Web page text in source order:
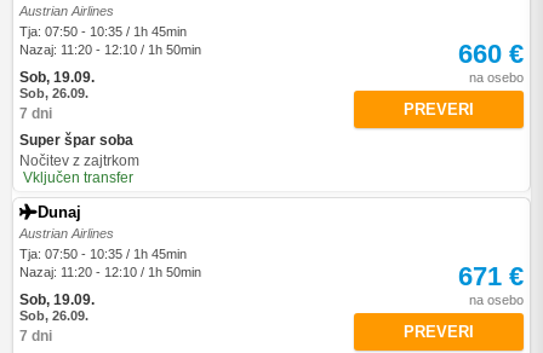
Austrian Airlines
Tja: 07:50 - 10:35 / 1h 45min
Nazaj: 11:20 - 12:10 / 1h 50min
Sob, 19.09.
Sob, 26.09.
7 dni
Super špar soba
Nočitev z zajtrkom
Vključen transfer
660 €
na osebo
PREVERI
Dunaj
Austrian Airlines
Tja: 07:50 - 10:35 / 1h 45min
Nazaj: 11:20 - 12:10 / 1h 50min
Sob, 19.09.
Sob, 26.09.
7 dni
671 €
na osebo
PREVERI